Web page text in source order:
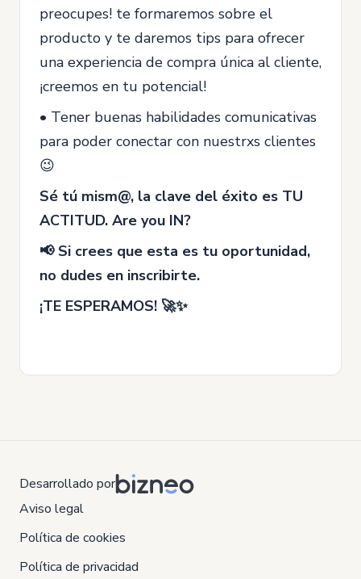
preocupes! te formaremos sobre el
producto y te daremos tips para ofrecer
una experiencia de compra única al cliente,
¡creemos en tu potencial!
• Tener buenas habilidades comunicativas
para poder conectar con nuestrxs clientes
😉
Sé tú mism@, la clave del éxito es TU
ACTITUD. Are you IN?
📢 Si crees que esta es tu oportunidad,
no dudes en inscribirte.
¡TE ESPERAMOS! 🚀✨
Desarrollado por
Aviso legal
Política de cookies
Política de privacidad